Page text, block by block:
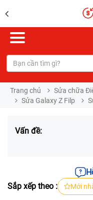
Trang chủ Sửa chữa
Sửa Galaxy Z Filp
Vấn đề:
Sắp xếp theo :
Mới